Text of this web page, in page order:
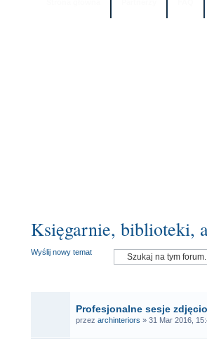
Księgarnie, biblioteki,
Wyślij nowy temat
Profesjonalne sesje
przez archinteriors » 31 Mar 2016,